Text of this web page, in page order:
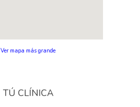
Ver mapa más grande
TÚ CLÍNICA